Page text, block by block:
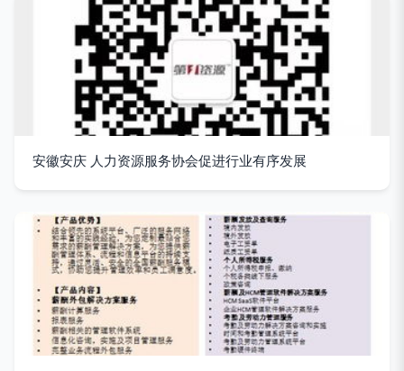
安徽安庆 人力资源服务协会促进行业有序发展